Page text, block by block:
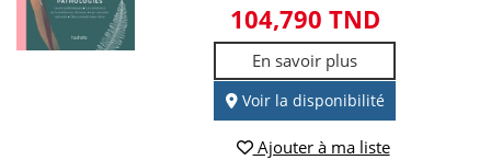
104,790 TND
En savoir plus
Voir la disponibilité
Ajouter à ma liste